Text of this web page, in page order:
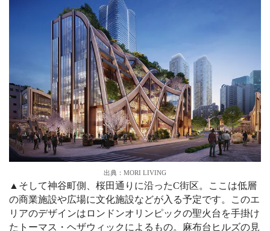
出典：MORI LIVING
▲そして神谷町側、桜田通りに沿ったC街区。ここは低層
の商業施設や広場に文化施設などが入る予定です。このエ
リアのデザインはロンドンオリンピックの聖火台を手掛け
たトーマス・ヘザウィックによるもの。麻布台ヒルズの見